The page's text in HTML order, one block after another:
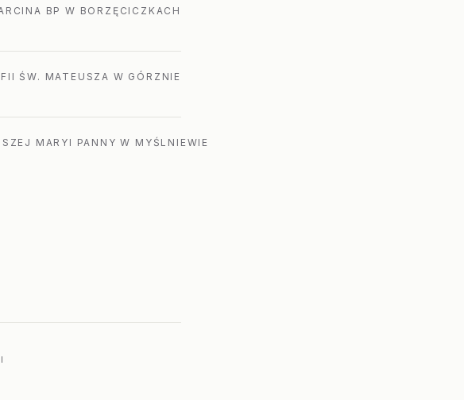
BP W BORZĘCICZKACH
ŚW. MATEUSZA W GÓRZNIE
MARYI PANNY W MYŚLNIEWIE